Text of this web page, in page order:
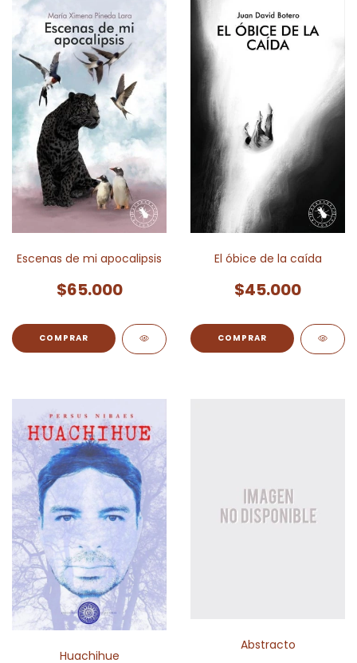
Escenas de mi apocalipsis
$65.000
El óbice de la caída
$45.000
Huachihue
Abstracto